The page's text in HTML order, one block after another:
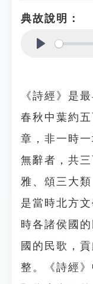
典故說明：
《詩經》是
春秋中葉約
章，非一時
無辭者，共
雅、頌三大
是當時北方
時各諸侯國
國的民歌，
整。《詩經